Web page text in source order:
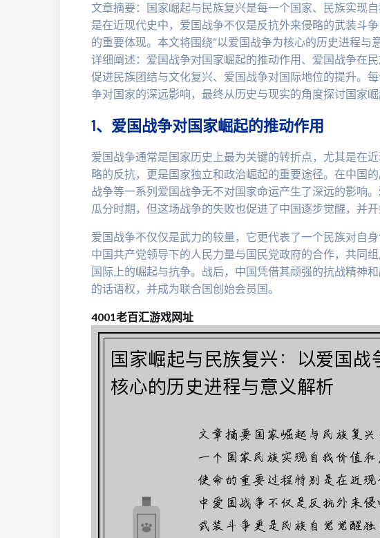
文章摘要：国家崛起与民族复兴是每一个国家、民族实现
是在近现代史中，爱国战争不仅是反抗外来侵略的武装斗
的重要体现。本文将围绕“以爱国战争为核心的历史进程与
详细阐述：爱国战争对国家崛起的推动作用、爱国战争在
促进民族团结与文化复兴、爱国战争对国际地位的提升。
争对国家的深远影响，最终从历史与现实的角度探讨国家
1、爱国战争对国家崛起的推动作用
爱国战争通常是国家历史上最为关键的转折点，尤其是在
略的反抗，更是国家独立和政治崛起的重要途径。在中国
战争等一系列爱国战争无不对国家命运产生了深远的影响
瓜分时期，但这场战争的失败也促进了中国逐步觉醒，并开
爱国战争不仅仅是武力的较量，它更代表了一个民族对自
中国共产党领导下的人民力量与国民党政府的合作，共同
国际上的崛起与抗争。战后，中国凭借其顽强的抗战精神
的话语权，并成为联合国创始会员国。
4001老百汇游戏网址